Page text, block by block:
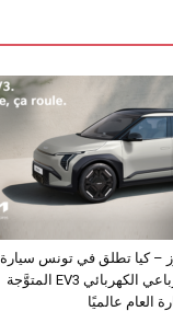
– كيا تطلق في تونس سيارة
الـدفع الرباعي الكهربائي EV3 المتوَّجة
العام عالميًا